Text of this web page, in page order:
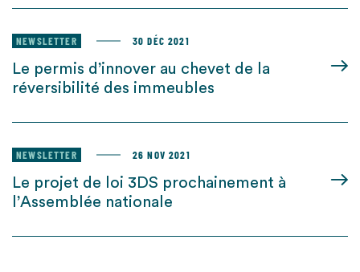
NEWSLETTER 30 DÉC 2021
Le permis d’innover au chevet de la
réversibilité des immeubles
NEWSLETTER 26 NOV 2021
Le projet de loi 3DS prochainement à
l’Assemblée nationale